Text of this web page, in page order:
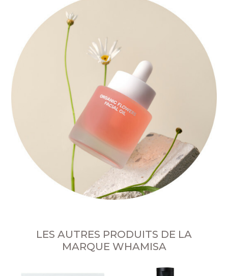
LES AUTRES PRODUITS DE LA
MARQUE WHAMISA